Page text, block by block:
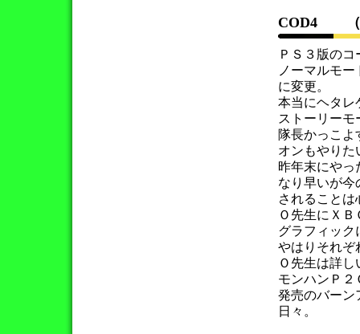
COD4 （
ＰＳ３版の
ノーマルモ
に変更。
本当にヘタレ
ストーリー
隊長かっこよ
オンもやりた
昨年末にやっ
なり早いが今
されることは
Ｏ先生にＸ
グラフィック
やはりそれぞ
Ｏ先生は詳
モンハンＰ２
発売のバーン
日々。